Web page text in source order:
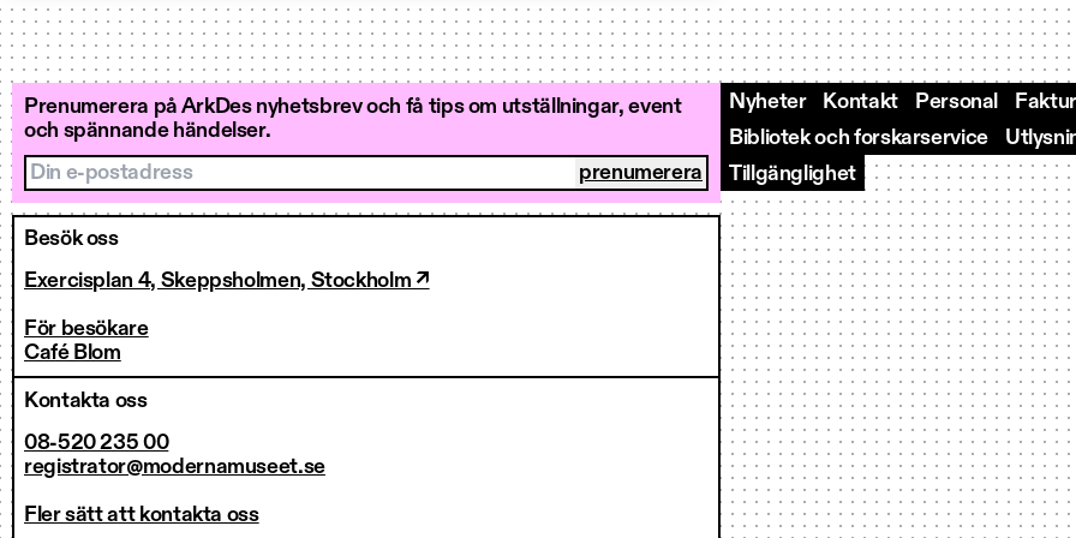
Prenumerera på ArkDes nyhetsbrev och få tips om utställningar, event
och spännande händelser.
Din e-postadress
Besök oss
Exercisplan 4, Skeppsholmen, Stockholm ↗
För besökare
Café Blom
Kontakta oss
08-520 235 00
registrator@modernamuseet.se
Fler sätt att kontakta oss
Nyheter Kontakt Personal
Bibliotek och forskarservice
Tillgänglighet